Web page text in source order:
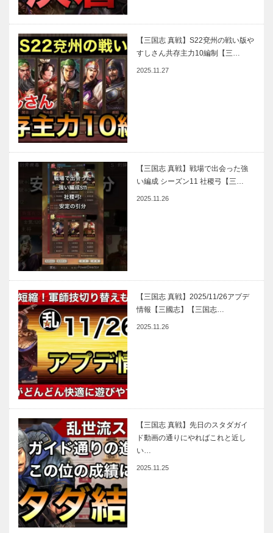
【三国志 真戦】S22兗州の戦い版や
すしさん共存主力10編制【三…
2025.11.27
【三国志 真戦】戦場で出会った強
い編成 シーズン11 社稷弓【三…
2025.11.26
【三国志 真戦】2025/11/26アプデ
情報【三國志】【三国志…
2025.11.26
【三国志 真戦】先日のスタダガイ
ド動画の通りにやればこれと近し
い…
2025.11.25